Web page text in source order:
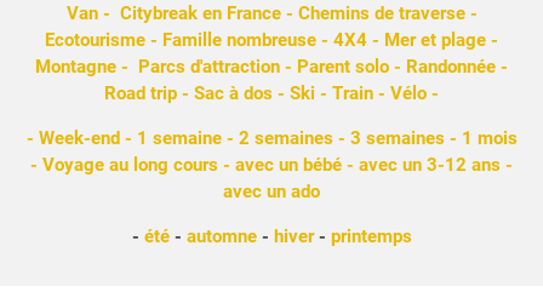
Van- Citybreak en France- Chemins de traverse-
Ecotourisme - Famille nombreuse - 4X4 - Mer et plage -
Montagne - Parcs d'attraction - Parent solo - Randonnée -
Road trip - Sac à dos - Ski - Train - Vélo -
- Week-end- 1 semaine- 2 semaines- 3 semaines- 1 mois
- Voyage au long cours - avec un bébé - avec un 3-12 ans -
avec un ado
- été- automne- hiver- printemps